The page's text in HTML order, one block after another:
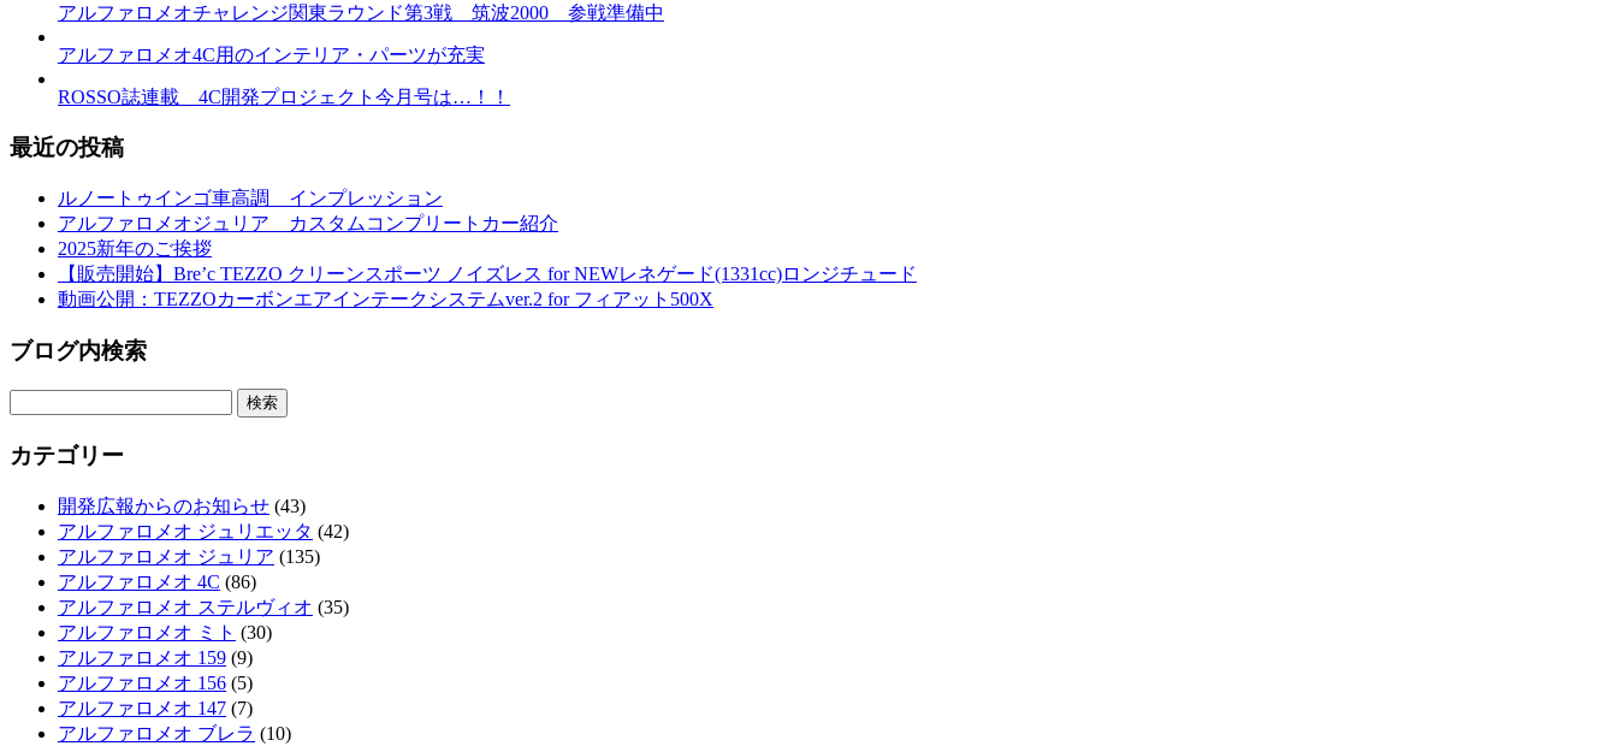
アルファロメオチャレンジ関東ラウンド第3戦 筑波2000 参戦準備中
アルファロメオ4C用のインテリア・パーツが充実
ROSSO誌連載 4C開発プロジェクト今月号は…！！
最近の投稿
ルノートゥインゴ車高調 インプレッション
アルファロメオジュリア カスタムコンプリートカー紹介
2025新年のご挨拶
【販売開始】Bre’c TEZZO クリーンスポーツ ノイズレス for NEWレネゲード(1331cc)ロンジチュード
動画公開：TEZZOカーボンエアインテークシステムver.2 for フィアット500X
ブログ内検索
カテゴリー
開発広報からのお知らせ (43)
アルファロメオ ジュリエッタ (42)
アルファロメオ ジュリア (135)
アルファロメオ 4C (86)
アルファロメオ ステルヴィオ (35)
アルファロメオ ミト (30)
アルファロメオ 159 (9)
アルファロメオ 156 (5)
アルファロメオ 147 (7)
アルファロメオ ブレラ (10)